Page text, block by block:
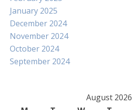
January 2025
December 2024
November 2024
October 2024
September 2024
August 2026